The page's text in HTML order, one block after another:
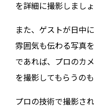
を詳細に撮影しましょ
また、ゲストが日中
雰囲気も伝わる写真
であれば、プロのカ
を撮影してもらうの
プロの技術で撮影さ